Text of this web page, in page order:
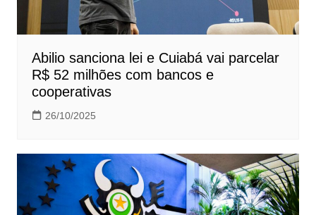
Abilio sanciona lei e Cuiabá vai parcelar
R$ 52 milhões com bancos e
cooperativas
26/10/2025